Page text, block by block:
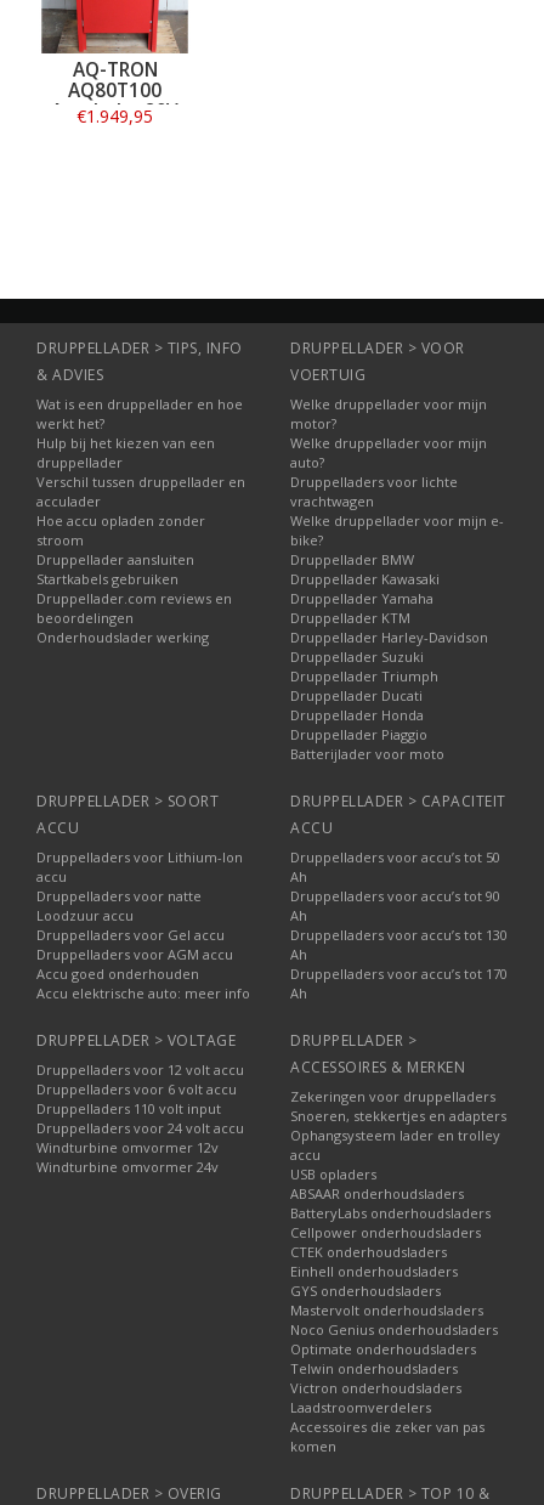
AQ-TRON
AQ80T100
Acculader 80V
100A Wa - 3 fase
€1.949,95
DRUPPELLADER > TIPS, INFO
& ADVIES
Wat is een druppellader en hoe
werkt het?
Hulp bij het kiezen van een
druppellader
Verschil tussen druppellader en
acculader
Hoe accu opladen zonder
stroom
Druppellader aansluiten
Startkabels gebruiken
Druppellader.com reviews en
beoordelingen
Onderhoudslader werking
DRUPPELLADER > VOOR
VOERTUIG
Welke druppellader voor mijn
motor?
Welke druppellader voor mijn
auto?
Druppelladers voor lichte
vrachtwagen
Welke druppellader voor mijn e-
bike?
Druppellader BMW
Druppellader Kawasaki
Druppellader Yamaha
Druppellader KTM
Druppellader Harley-Davidson
Druppellader Suzuki
Druppellader Triumph
Druppellader Ducati
Druppellader Honda
Druppellader Piaggio
Batterijlader voor moto
DRUPPELLADER > SOORT
ACCU
Druppelladers voor Lithium-Ion
accu
Druppelladers voor natte
Loodzuur accu
Druppelladers voor Gel accu
Druppelladers voor AGM accu
Accu goed onderhouden
Accu elektrische auto: meer info
DRUPPELLADER > CAPACITEIT
ACCU
Druppelladers voor accu’s tot 50
Ah
Druppelladers voor accu’s tot 90
Ah
Druppelladers voor accu’s tot 130
Ah
Druppelladers voor accu’s tot 170
Ah
DRUPPELLADER > VOLTAGE
Druppelladers voor 12 volt accu
Druppelladers voor 6 volt accu
Druppelladers 110 volt input
Druppelladers voor 24 volt accu
Windturbine omvormer 12v
Windturbine omvormer 24v
DRUPPELLADER >
ACCESSOIRES & MERKEN
Zekeringen voor druppelladers
Snoeren, stekkertjes en adapters
Ophangsysteem lader en trolley
accu
USB opladers
ABSAAR onderhoudsladers
BatteryLabs onderhoudsladers
Cellpower onderhoudsladers
CTEK onderhoudsladers
Einhell onderhoudsladers
GYS onderhoudsladers
Mastervolt onderhoudsladers
Noco Genius onderhoudsladers
Optimate onderhoudsladers
Telwin onderhoudsladers
Victron onderhoudsladers
Laadstroomverdelers
Accessoires die zeker van pas
komen
DRUPPELLADER > OVERIG
DRUPPELLADER > TOP 10 &